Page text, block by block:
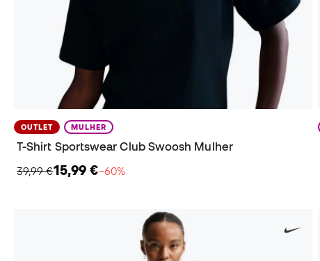
OUTLET MULHER
T-Shirt Sportswear Club Swoosh Mulher
39,99 €15,99 €−60%